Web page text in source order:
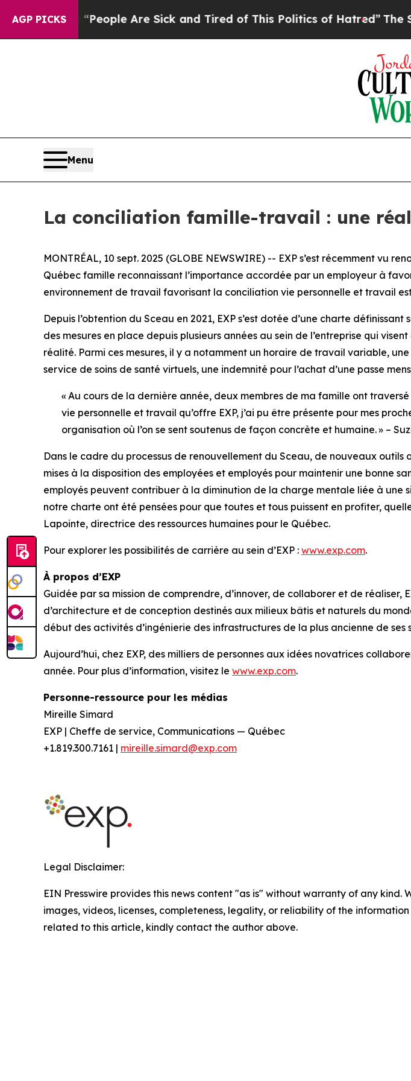
AGP PICKS
Win: “People Are Sick and Tired of This Politics of Hatred”The Story
Menu
La conciliation famille-travail : une
MONTRÉAL, 10 sept. 2025 (GLOBE NEWSWIRE) -- EXP s’est récemment vu
Québec famille reconnaissant l’importance accordée par un employeur à
environnement de travail favorisant la conciliation vie personnelle et travail
Depuis l’obtention du Sceau en 2021, EXP s’est dotée d’une charte
des mesures en place depuis plusieurs années au sein de l’entreprise qui
réalité. Parmi ces mesures, il y a notamment un horaire de travail variable,
service de soins de santé virtuels, une indemnité pour l’achat d’une passe
« Au cours de la dernière année, deux membres de ma famille ont
vie personnelle et travail qu’offre EXP, j’ai pu être présente pour mes
organisation où l’on se sent soutenus de façon concrète et humaine. » –
Dans le cadre du processus de renouvellement du Sceau, de nouveaux
mises à la disposition des employées et employés pour maintenir une bonne
employés peuvent contribuer à la diminution de la charge mentale liée à une
notre charte ont été pensées pour que toutes et tous puissent en profiter,
Lapointe, directrice des ressources humaines pour le Québec.
Pour explorer les possibilités de carrière au sein d’EXP : www.exp.com.
À propos d’EXP
Guidée par sa mission de comprendre, d’innover, de collaborer et de réaliser,
d’architecture et de conception destinés aux milieux bâtis et naturels du
début des activités d’ingénierie des infrastructures de la plus ancienne de ses
Aujourd’hui, chez EXP, des milliers de personnes aux idées novatrices
année. Pour plus d’information, visitez le www.exp.com.
Personne-ressource pour les médias
Mireille Simard
EXP | Cheffe de service, Communications — Québec
+1.819.300.7161 | mireille.simard@exp.com
Legal Disclaimer:
EIN Presswire provides this news content "as is" without warranty of any
images, videos, licenses, completeness, legality, or reliability of the
related to this article, kindly contact the author above.